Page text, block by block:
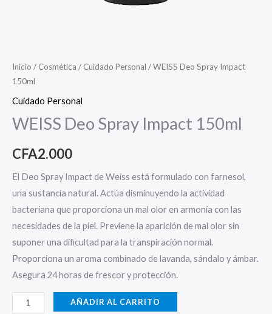
Inicio / Cosmética / Cuidado Personal / WEISS Deo Spray Impact
150ml
Cuidado Personal
WEISS Deo Spray Impact 150ml
CFA2.000
El Deo Spray Impact de Weiss está formulado con farnesol,
una sustancia natural. Actúa disminuyendo la actividad
bacteriana que proporciona un mal olor en armonía con las
necesidades de la piel. Previene la aparición de mal olor sin
suponer una dificultad para la transpiración normal.
Proporciona un aroma combinado de lavanda, sándalo y ámbar.
Asegura 24 horas de frescor y protección.
AÑADIR AL CARRITO